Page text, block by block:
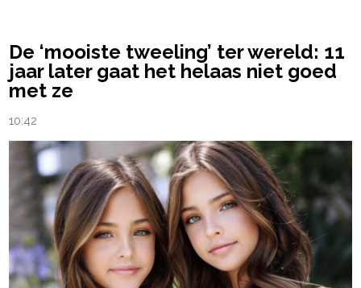
De ‘mooiste tweeling’ ter wereld: 11
jaar later gaat het helaas niet goed
met ze
10:42